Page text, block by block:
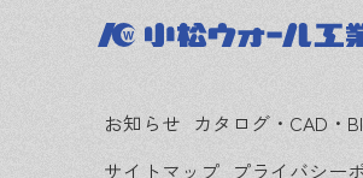
お知らせ カタログ・CAD・
サイトマップ プライバシー